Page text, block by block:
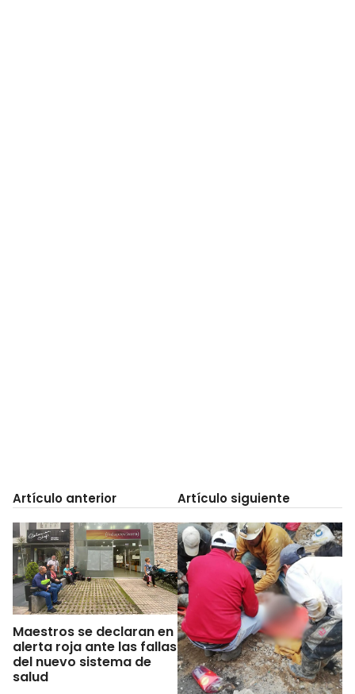
Artículo anterior
Maestros se declaran en
alerta roja ante las fallas
del nuevo sistema de
salud
Artículo siguiente